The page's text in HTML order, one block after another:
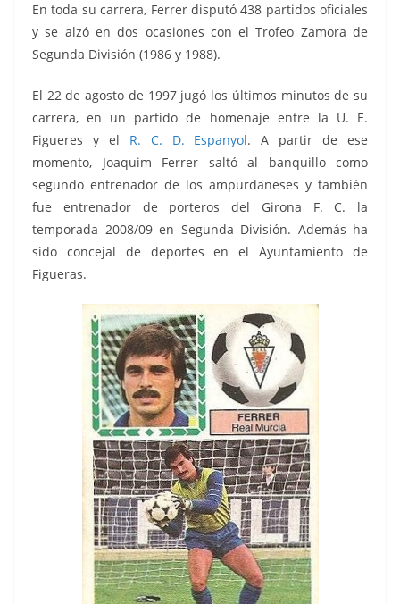
En toda su carrera, Ferrer disputó 438 partidos oficiales
y se alzó en dos ocasiones con el Trofeo Zamora de
Segunda División (1986 y 1988).
El 22 de agosto de 1997 jugó los últimos minutos de su
carrera, en un partido de homenaje entre la U. E.
Figueres y el R. C. D. Espanyol. A partir de ese
momento, Joaquim Ferrer saltó al banquillo como
segundo entrenador de los ampurdaneses y también
fue entrenador de porteros del Girona F. C. la
temporada 2008/09 en Segunda División. Además ha
sido concejal de deportes en el Ayuntamiento de
Figueras.